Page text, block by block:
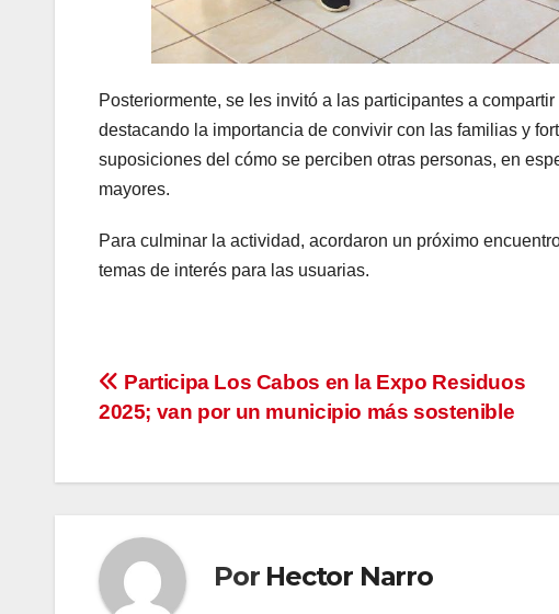
Posteriormente, se les invitó a las participantes a
destacando la importancia de convivir con las familias y
suposiciones del cómo se perciben otras personas, en
mayores.
Para culminar la actividad, acordaron un próximo
temas de interés para las usuarias.
Navegación
entradas
Participa Los Cabos en la Expo Residuos
2025; van por un municipio más sostenible
Por Hector Narro